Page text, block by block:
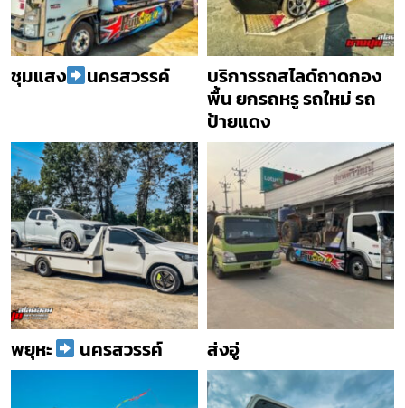
ชุมแสง นครสวรรค์
บริการรถสไลด์ถาดกอง
พื้น ยกรถหรู รถใหม่ รถ
ป้ายแดง
พยุหะ นครสวรรค์ ส่งอู่